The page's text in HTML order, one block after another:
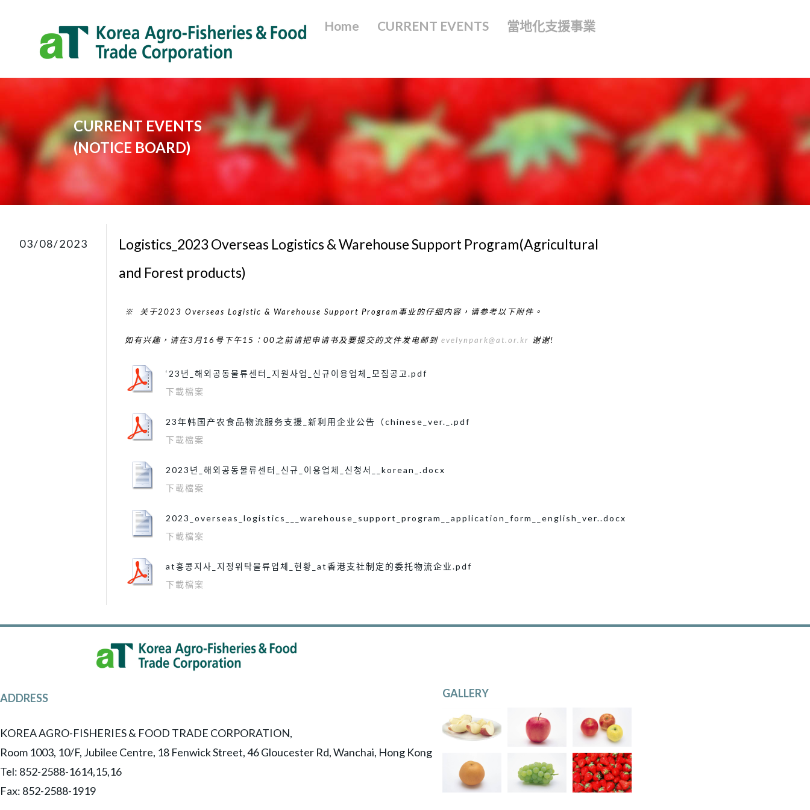
Home CURRENT EVENTS 當地化支援事業
CURRENT EVENTS
​(NOTICE BOARD)​
03/08/2023
Logistics_2023 Overseas Logistics & Warehouse Support Program(Agricultural
and Forest products)
※ 关于2023 Overseas Logistic & Warehouse Support Program事业的仔细内容，请参考以下附件。
如有兴趣，请在3月16号下午15：00之前请把申请书及要提交的文件发电邮到 evelynpark@at.or.kr 谢谢!
‘23년_해외공동물류센터_지원사업_신규이용업체_모집공고.pdf
下載檔案
23年韩国产农食品物流服务支援_新利用企业公告（chinese_ver._.pdf
下載檔案
2023년_해외공동물류센터_신규_이용업체_신청서__korean_.docx
下載檔案
2023_overseas_logistics___warehouse_support_program__application_form__english_ver..docx
下載檔案
at홍콩지사_지정위탁물류업체_현황_at香港支社制定的委托物流企业.pdf
下載檔案
ADDRESS
KOREA AGRO-FISHERIES & FOOD TRADE CORPORATION,
Room 1003, 10/F, Jubilee Centre, 18 Fenwick Street, 46 Gloucester Rd, Wanchai, Hong Kong
Tel: 852-2588-1614,15,16
​Fax: 852-2588-1919
GALLERY